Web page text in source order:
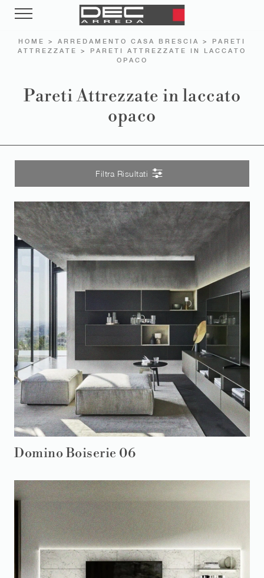
HOME > ARREDAMENTO CASA BRESCIA > PARETI
ATTREZZATE
> PARETI ATTREZZATE IN LACCATO
OPACO
Pareti Attrezzate in laccato
opaco
Filtra Risultati
Domino Boiserie 06